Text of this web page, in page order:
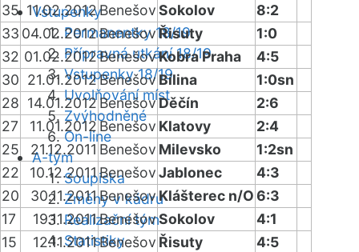
Vstupenky
Permanentky 18/19
Přípravná utkání 18/19
Vstupenky 18/19
Uvolňování míst
Zvýhodněné
On-line
A-tým
Soupiska
Změny v kádru
Realizační tým
Statistiky
35 11.02.2012BenešovSokolov
8:2
33 04.02.2012BenešovŘisuty
1:0
32 01.02.2012BenešovKobra Praha
4:5
30 21.01.2012BenešovBílina
1:0sn
28 14.01.2012BenešovDěčín
2:6
27
11.01.2012Benešov Klatovy
2:4
25
21.12.2011 Benešov Milevsko
1:2sn
22
10.12.2011BenešovJablonec
4:3
20
30.11.2011Benešov Klášterec n/O6:3
17
19.11.2011BenešovSokolov
4:1
15
12.11.2011Benešov Řisuty
4:5